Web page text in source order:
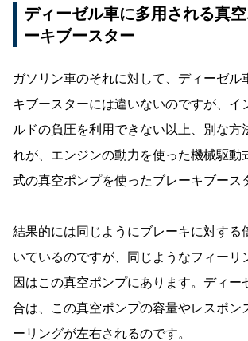
ディーゼル車に多用される真
ーキブースター
ガソリン車のそれに対して、ディーゼル
キブースターには違いないのですが、イ
ルドの負圧を利用できない以上、別な方
れが、エンジンの動力を使った機械駆動
式の真空ポンプを使ったブレーキブース
結果的には同じようにブレーキに対する
いているのですが、同じようなフィーリ
因はこの真空ポンプにあります。ディー
合は、この真空ポンプの容量やレスポン
ーリングが左右されるのです。